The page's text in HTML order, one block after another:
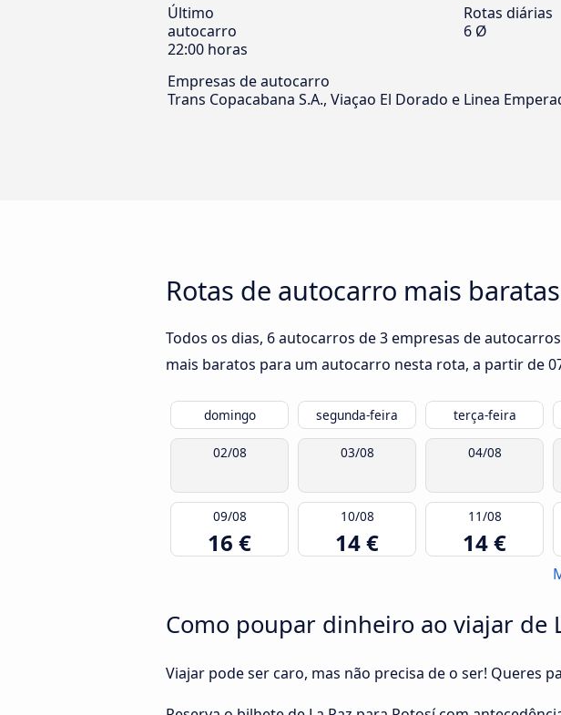
Último
autocarro
22:00 horas
Rotas diárias
6 Ø
Empresas de autocarro
Trans Copacabana S.A., Viaçao El Dorado e Linea
Rotas de autocarro mais
Todos os dias, 6 autocarros de 3 empresas de
mais baratos para um autocarro nesta rota, a partir de
domingo segunda-feira terça-feira
02/08 03/08 04/08
09/08
16 €
10/08
14 €
11/08
14 €
Como poupar dinheiro ao viajar de
Viajar pode ser caro, mas não precisa de o ser! Queres